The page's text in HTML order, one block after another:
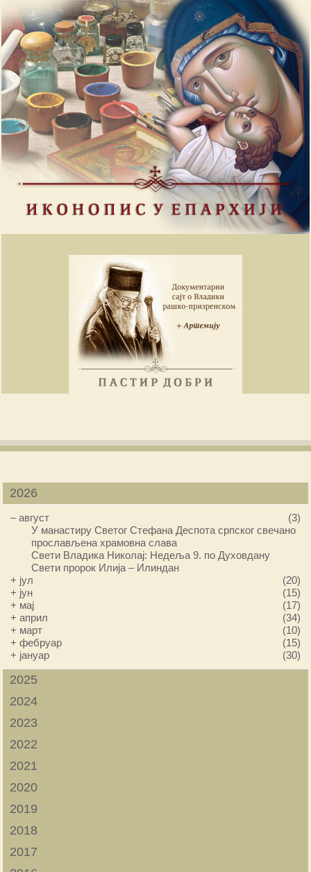
2026
–август
(3)
У манастиру Светог Стефана Деспота српског свечано
прослављена храмовна слава
Свети Владика Николај: Недеља 9. по Духовдану
Свети пророк Илија – Илиндан
+ јул
(20)
+ јун
(15)
+ мај
(17)
+април
(34)
+ март
(10)
+фебруар
(15)
+ јануар (30)
2025
2024
2023
2022
2021
2020
2019
2018
2017